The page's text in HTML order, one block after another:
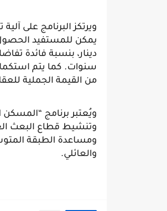
ويرتكز البرنامج على
من القيمة الجملية
ويُعتبر برنامج
وتنشيط قطاع البعث
ومساعدة الطبقة
والعائلي.